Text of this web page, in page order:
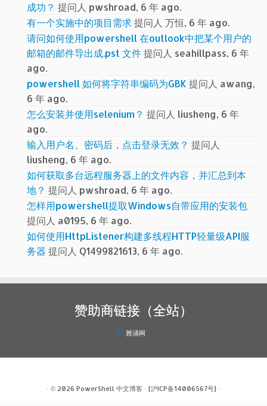
成功？ 提问人 pwshroad, 6 年 ago.
有一个实施中的项目需求提问人 万恒, 6 年 ago.
请问如何使用powershell 在outlook中把某个用户的
邮箱的邮件导出成.pst 文件提问人 seahillpass, 6 年
ago.
powershell 如何将字符串编码为GBK 提问人 awang,
6 年 ago.
怎么安装并使用selenium？ 提问人 liusheng, 6 年
ago.
输入用户名、密码后，点击登录无效？ 提问人
liusheng, 6 年 ago.
如何获取多台远程服务器上的文件内容，并汇总到本
地？ 提问人 pwshroad, 6 年 ago.
怎样用powershell提取Windows自带应用的安装包
提问人 a0195, 6 年 ago.
如何使用HttpListener构建多线程HTTP轻量级API服
务器 提问人 Q1499821613, 6 年 ago.
赞助商链接（全站）
雅诵网
· © 2026 PowerShell 中文博客 · [沪ICP备14006567号] ·